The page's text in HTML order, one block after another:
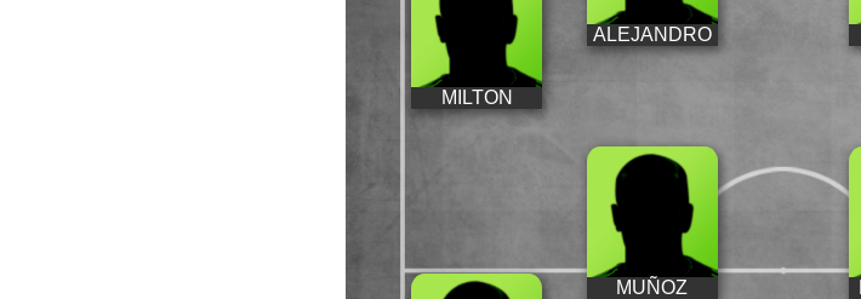
MILTON
ALEJANDRO
MUÑOZ